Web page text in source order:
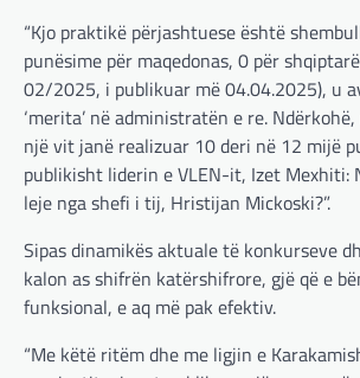
“Kjo praktikë përjashtuese është
punësime për maqedonas, 0 për
02/2025, i publikuar më 04.04.2025), u
‘merita’ në administratën e re.
një vit janë realizuar 10 deri në 12 mijë
publikisht liderin e VLEN-it, Izet Mexhiti:
leje nga shefi i tij, Hristijan Mickoski?”.
Sipas dinamikës aktuale të konkurseve
kalon as shifrën katërshifrore, gjë që e
funksional, e aq më pak efektiv.
“Me këtë ritëm dhe me ligjin e